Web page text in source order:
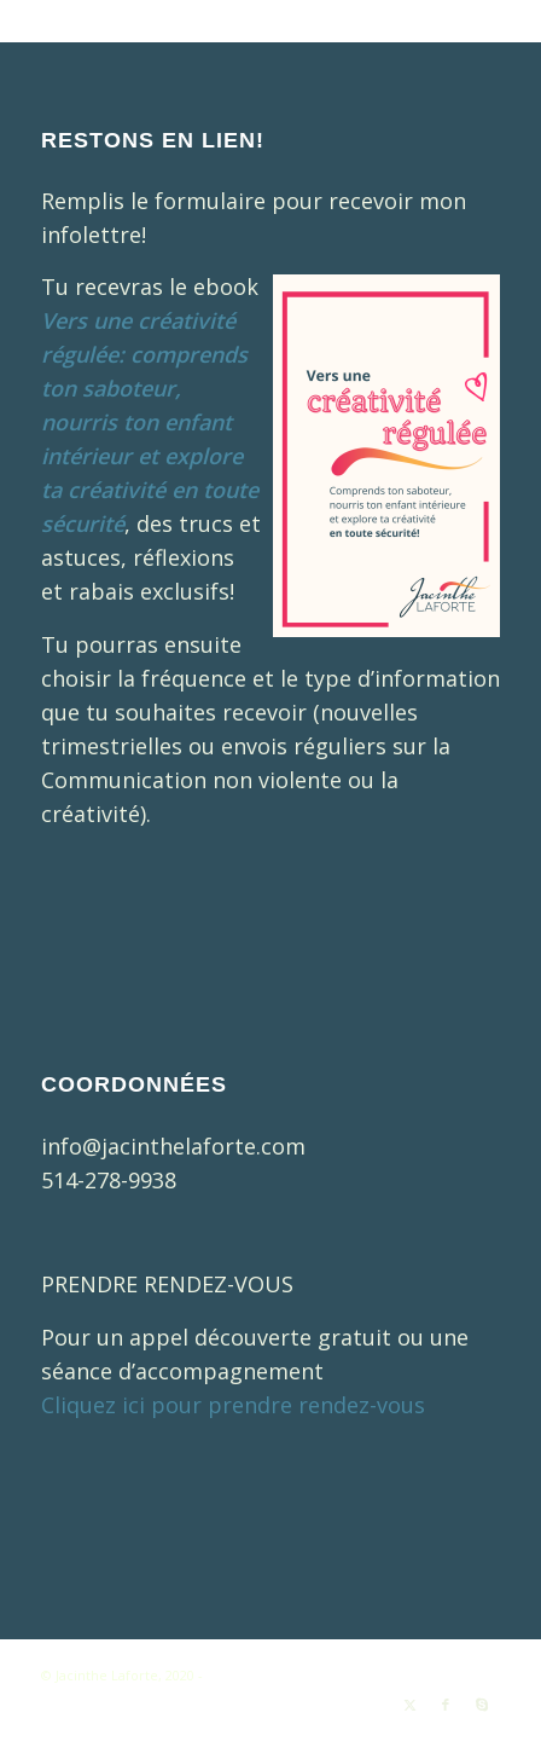
RESTONS EN LIEN!
Remplis le formulaire pour recevoir mon
infolettre!
Tu recevras le ebook
Vers une créativité
régulée: comprends
ton saboteur,
nourris ton enfant
intérieur et explore
ta créativité en toute
sécurité, des trucs et
astuces, réflexions
et rabais exclusifs!
Tu pourras ensuite
choisir la fréquence et le type d’information
que tu souhaites recevoir (nouvelles
trimestrielles ou envois réguliers sur la
Communication non violente ou la
créativité).
COORDONNÉES
info@jacinthelaforte.com
514-278-9938
PRENDRE RENDEZ-VOUS
Pour un appel découverte gratuit ou une
séance d’accompagnement
Cliquez ici pour prendre rendez-vous
© Jacinthe Laforte, 2020 -